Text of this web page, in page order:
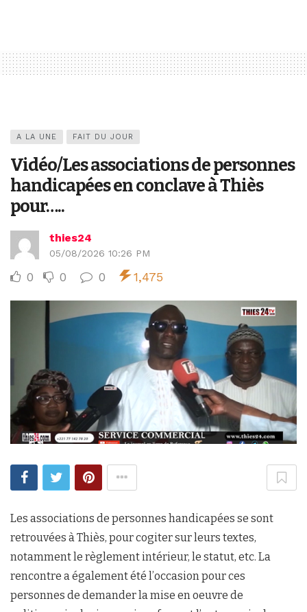
A LA UNE FAIT DU JOUR
Vidéo/Les associations de personnes
handicapées en conclave à Thiès
pour…..
thies24
05/08/2026 10:26 PM
0 0 0 1,475
Les associations de personnes handicapées se sont
retrouvées à Thiès, pour cogiter sur leurs textes,
notamment le règlement intérieur, le statut, etc. La
rencontre a également été l’occasion pour ces
personnes de demander la mise en oeuvre de